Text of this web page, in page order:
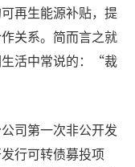
再生能源补贴，提
关系。简而言之就
活中常说的：“裁
司第一次非公开发
行可转债募投项